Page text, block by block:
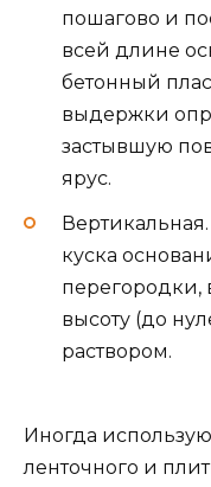
пошагово и
всей длине
бетонный
выдержки
застывшую
ярус.
куска
перегородки,
высоту (до
раствором.
Иногда
ленточного и